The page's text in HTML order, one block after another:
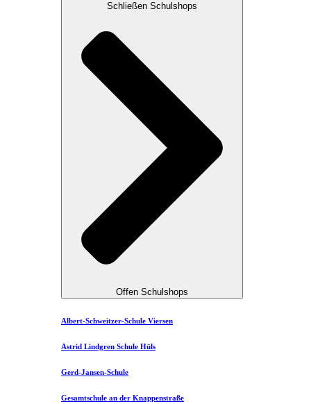
Schließen Schulshops
Offen Schulshops
Albert-Schweitzer-Schule Viersen
Astrid Lindgren Schule Hüls
Gerd-Jansen-Schule
Gesamtschule an der Knappenstraße